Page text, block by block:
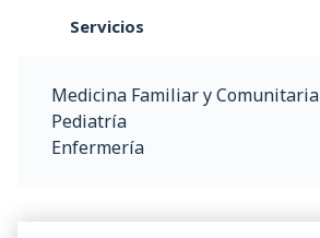
Servicios
Medicina Familiar y Comunitaria
Pediatría
Enfermería